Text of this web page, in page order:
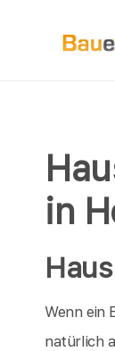
in
Wenn ein
natürlich